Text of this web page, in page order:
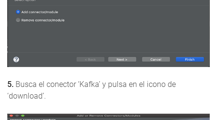
5. Busca el conector ‘Kafka’ y pulsa en el icono de
‘download’.